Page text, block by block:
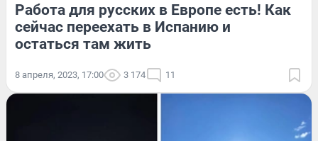
Работа для русских в Европе есть! Как
сейчас переехать в Испанию и
остаться там жить
8 апреля, 2023, 17:00 3 174 11